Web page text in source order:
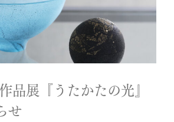
開催のお知らせ
品展『うたかたの光』
せ